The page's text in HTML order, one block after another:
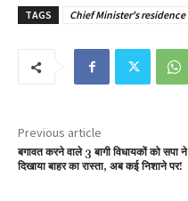
TAGS Chief Minister's residence
Previous article
बगावत करने वाले 3 बागी विधायकों को सपा ने
दिखाया बाहर का रास्ता, अब कई निशाने पर!